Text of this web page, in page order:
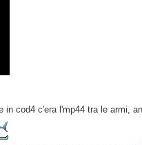
in cod4 c'era l'mp44 tra le armi,